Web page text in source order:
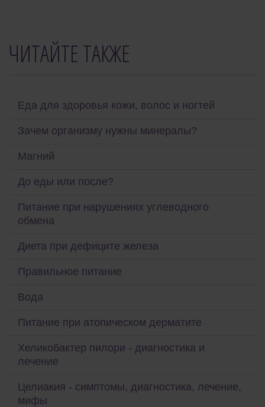
ЧИТАЙТЕ ТАКЖЕ
Еда для здоровья кожи, волос и ногтей
Зачем организму нужны минералы?
Магний
До еды или после?
Питание при нарушениях углеводного
обмена
Диета при дефиците железа
Правильное питание
Вода
Питание при атопическом дерматите
Хеликобактер пилори - диагностика и
лечение
Целиакия - симптомы, диагностика, лечение,
мифы